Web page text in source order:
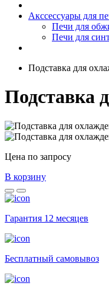
Акссессуары для
Печи для
Печи для
Подставка для
Подставка
Цена по запросу
В корзину
Гарантия 12 месяцев
Бесплатный самовывоз